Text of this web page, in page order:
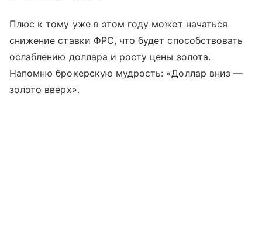
Плюс к тому уже в этом году может начаться
снижение ставки ФРС, что будет способствовать
ослаблению доллара и росту цены золота.
Напомню брокерскую мудрость: «Доллар вниз —
золото вверх».